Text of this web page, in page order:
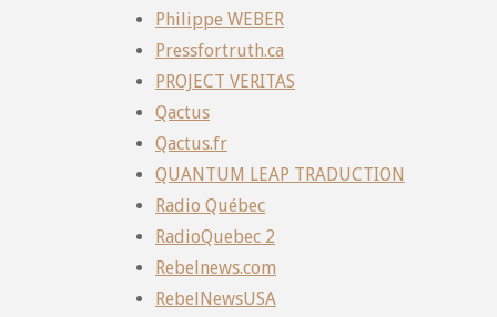
Philippe WEBER
Pressfortruth.ca
PROJECT VERITAS
Qactus
Qactus.fr
QUANTUM LEAP TRADUCTION
Radio Québec
RadioQuebec 2
Rebelnews.com
RebelNewsUSA